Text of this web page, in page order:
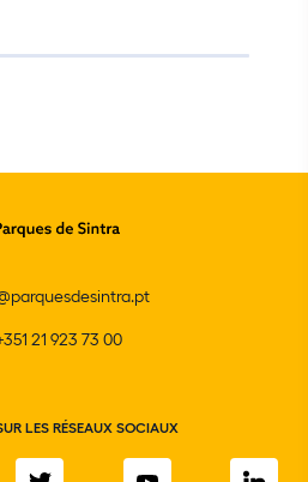
21 923 73 00
LES RÉSEAUX SOCIAUX